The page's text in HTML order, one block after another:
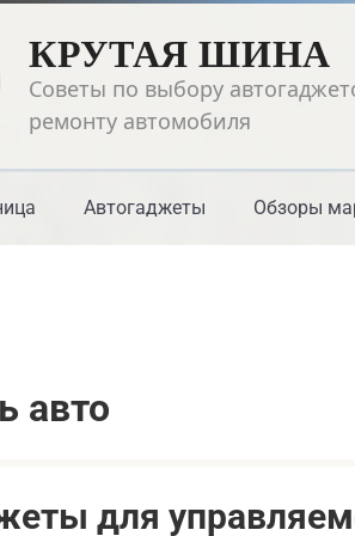
КРУТАЯ ШИНА
Советы по выбору
ремонту автомобиля
Автогаджеты Обзоры
авто
для